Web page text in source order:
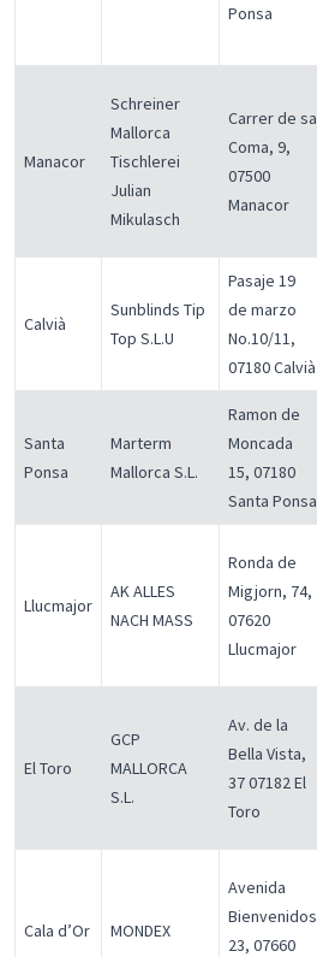
Ponsa
Manacor
Schreiner
Mallorca
Tischlerei
Julian
Mikulasch
Carrer de sa
Coma, 9,
07500
Manacor
Calvià
Sunblinds Tip
Top S.L.U
Pasaje 19
de marzo
No.10/11,
07180 Calvià
Santa
Ponsa
Marterm
Mallorca S.L.
Ramon de
Moncada
15, 07180
Santa Ponsa
Llucmajor
AK ALLES
NACH MASS
Ronda de
Migjorn, 74,
07620
Llucmajor
El Toro
GCP
MALLORCA
S.L.
Av. de la
Bella Vista,
37 07182 El
Toro
Cala d’Or MONDEX
Avenida
Bienvenidos
23, 07660